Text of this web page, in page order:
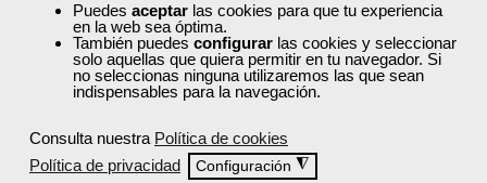
Puedes aceptar las cookies para que tu experiencia
en la web sea óptima.
También puedes configurar las cookies y seleccionar
solo aquellas que quiera permitir en tu navegador. Si
no seleccionas ninguna utilizaremos las que sean
indispensables para la navegación.
Consulta nuestra Política de cookies
Política de privacidad
Configuración ◮
Miércoles, 10 Agosto 2016 10:30
Escrito por Femxa
Yo no soy ninguna fotógrafa experta, pero por mi formación, sí que
entiendo algo de "imagen" y del enorme poder que tiene sobre
recibe nuestro cerebro llega a través de los ojos. ¿No es increible?
Eso quiere decir, que ante todo,somoscriaturas visuales